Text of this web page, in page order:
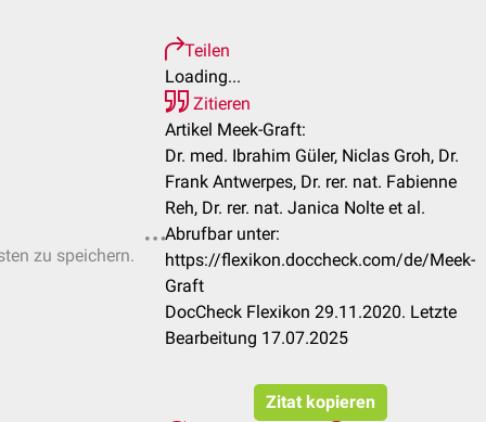
zu speichern.
Teilen
Loading...
Zitieren
Artikel Meek-Graft:
Dr. med. Ibrahim Güler, Niclas Groh, Dr.
Frank Antwerpes, Dr. rer. nat. Fabienne
Reh, Dr. rer. nat. Janica Nolte et al.
Abrufbar unter:
https://flexikon.doccheck.com/de/Meek-
Graft
DocCheck Flexikon 29.11.2020. Letzte
Bearbeitung 17.07.2025
Zitat kopieren